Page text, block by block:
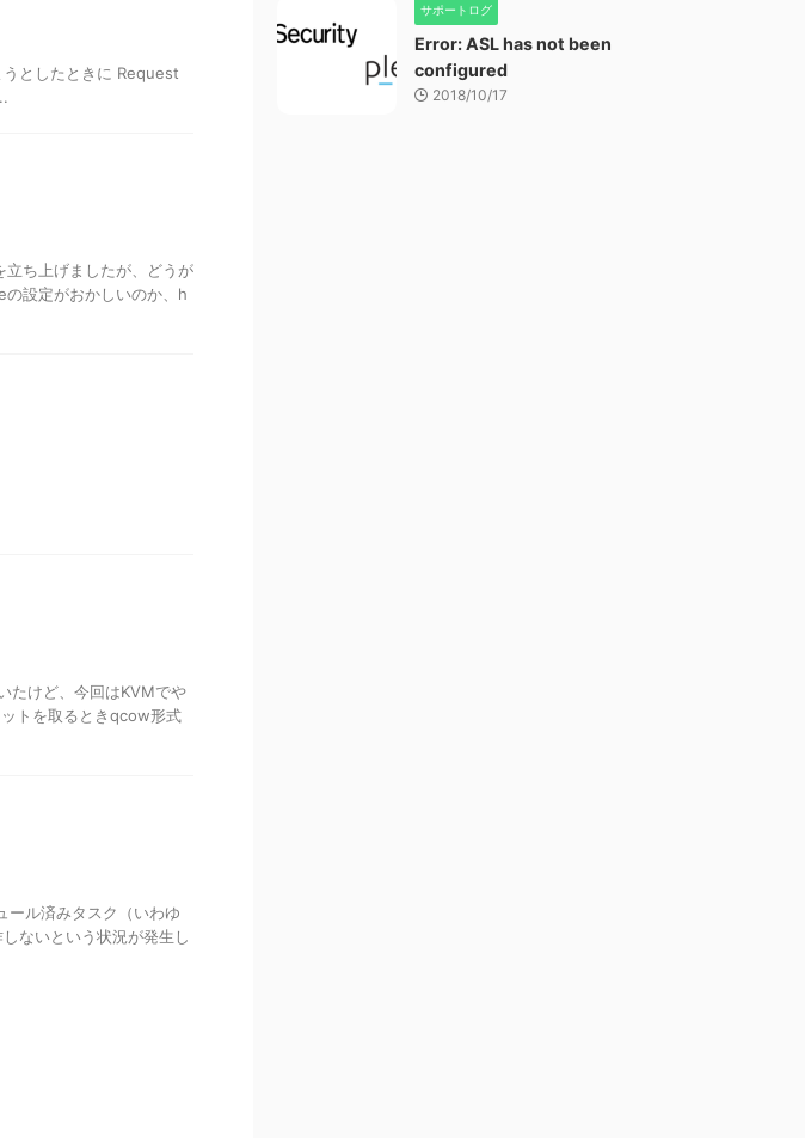
としたときに Request
ち上げましたが、どうが
設定がおかしいのか、h
たけど、今回はKVMでや
トを取るときqcow形式
ール済みタスク（いわゆ
ないという状況が発生し
サポートログ
Error: ASL has not been
configured
2018/10/17